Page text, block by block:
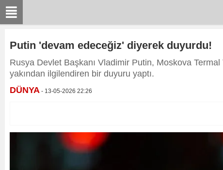
Putin 'devam edeceğiz' diyerek duyurdu!
Rusya Devlet Başkanı Vladimir Putin, Moskova
yakından ilgilendiren bir duyuru yaptı.
DÜNYA - 13-05-2026 22:26